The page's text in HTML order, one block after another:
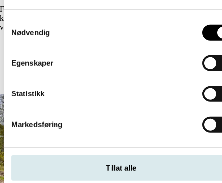
Samtykkevalg
Nødvendig
Egenskaper
Statistikk
Markedsføring
Tillat alle
Filialen vil samarbeide med lokale aktører, inkludert Sametinget,
kommuner, frivillige organisasjoner og andre offentlige og private
virksomheter.